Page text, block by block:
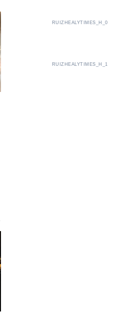
RUIZHEALYTIMES_H_0
RUIZHEALYTIMES_H_1